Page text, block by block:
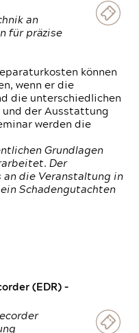
an
für präzise
können
wenn er die
die unterschiedlichen
und der Ausstattung
werden die
Grundlagen
Der
an die Veranstaltung in
Schadengutachten
(EDR) –